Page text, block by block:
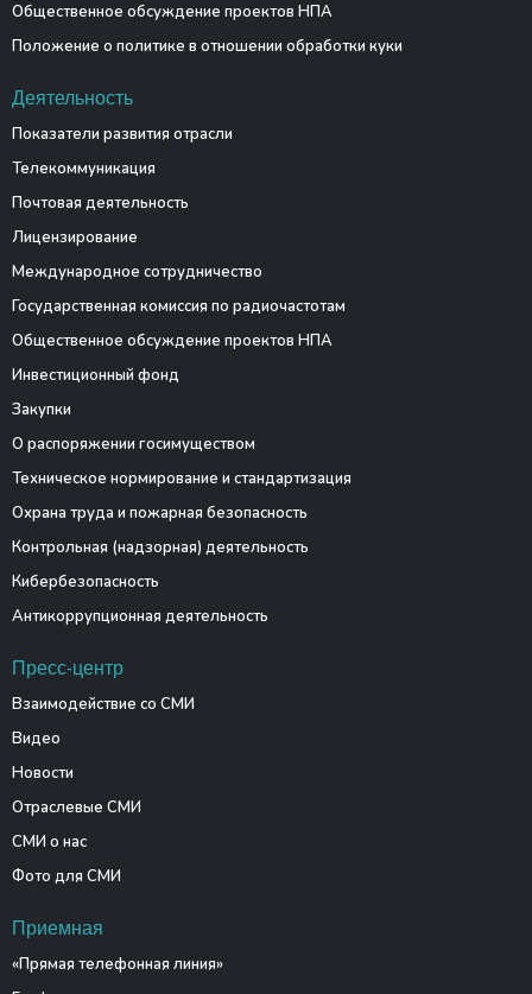
Общественное обсуждение проектов НПА
Положение о политике в отношении обработки куки
Деятельность
Показатели развития отрасли
Телекоммуникация
Почтовая деятельность
Лицензирование
Международное сотрудничество
Государственная комиссия по радиочастотам
Общественное обсуждение проектов НПА
Инвестиционный фонд
Закупки
О распоряжении госимуществом
Техническое нормирование и стандартизация
Охрана труда и пожарная безопасность
Контрольная (надзорная) деятельность
Кибербезопасность
Антикоррупционная деятельность
Пресс-центр
Взаимодействие со СМИ
Видео
Новости
Отраслевые СМИ
СМИ о нас
Фото для СМИ
Приемная
«Прямая телефонная линия»